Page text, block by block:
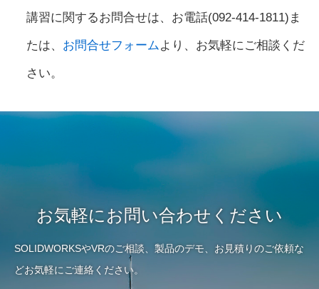
講習に関するお問合せは、お電話(092-414-1811)ま
たは、 お問合せフォームより、お気軽にご相談くだ
さい。
お気軽にお問い合わせください
SOLIDWORKSやVRのご相談、製品のデモ、お見積りのご依頼な
どお気軽にご連絡ください。